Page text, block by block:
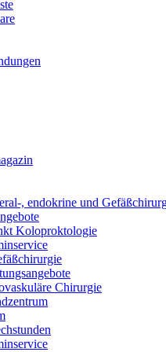
, endokrine und
Koloproktologie
Chirurgie